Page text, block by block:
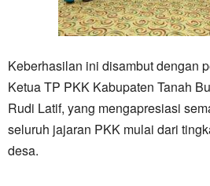
Keberhasilan ini disambut dengan
Ketua TP PKK Kabupaten Tanah
Rudi Latif, yang mengapresiasi
seluruh jajaran PKK mulai dari
desa.